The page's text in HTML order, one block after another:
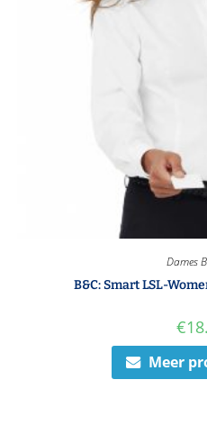
Dames
B&C: Smart LSL-
€
Meer